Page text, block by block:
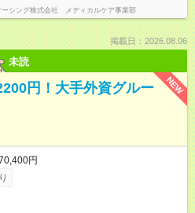
ーシング株式会社 メディカルケア事業部
掲載日：2026.08.06
未読
NEW
円！大手外資グルー
円